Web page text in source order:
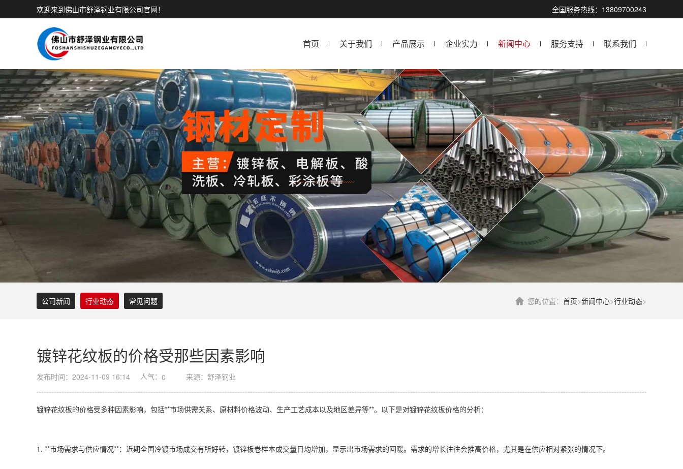
全国服务热线：13809700243
欢迎来到佛山市舒泽钢业有限公司官网！
首页 关于我们 产品展示 企业实力 新闻中心 服务支持 联系我们
您的位置： 首页>新闻中心>行业动态>
公司新闻 行业动态 常见问题
镀锌花纹板的价格受那些因素影响
发布时间：2024-11-09 16:14 人气： 0 来源：舒泽钢业
镀锌花纹板的价格受多种因素影响，包括**市场供需关系、原材料价格波动、生产工艺成本以及地区差异等**。以下是对镀锌花纹板价格的分析：
1. **市场需求与供应情况**：近期全国冷镀市场成交有所好转，镀锌板卷样本成交量日均增加，显示出市场需求的回暖。需求的增长往往会推高价格，尤其是在供应相对紧张的情况下。